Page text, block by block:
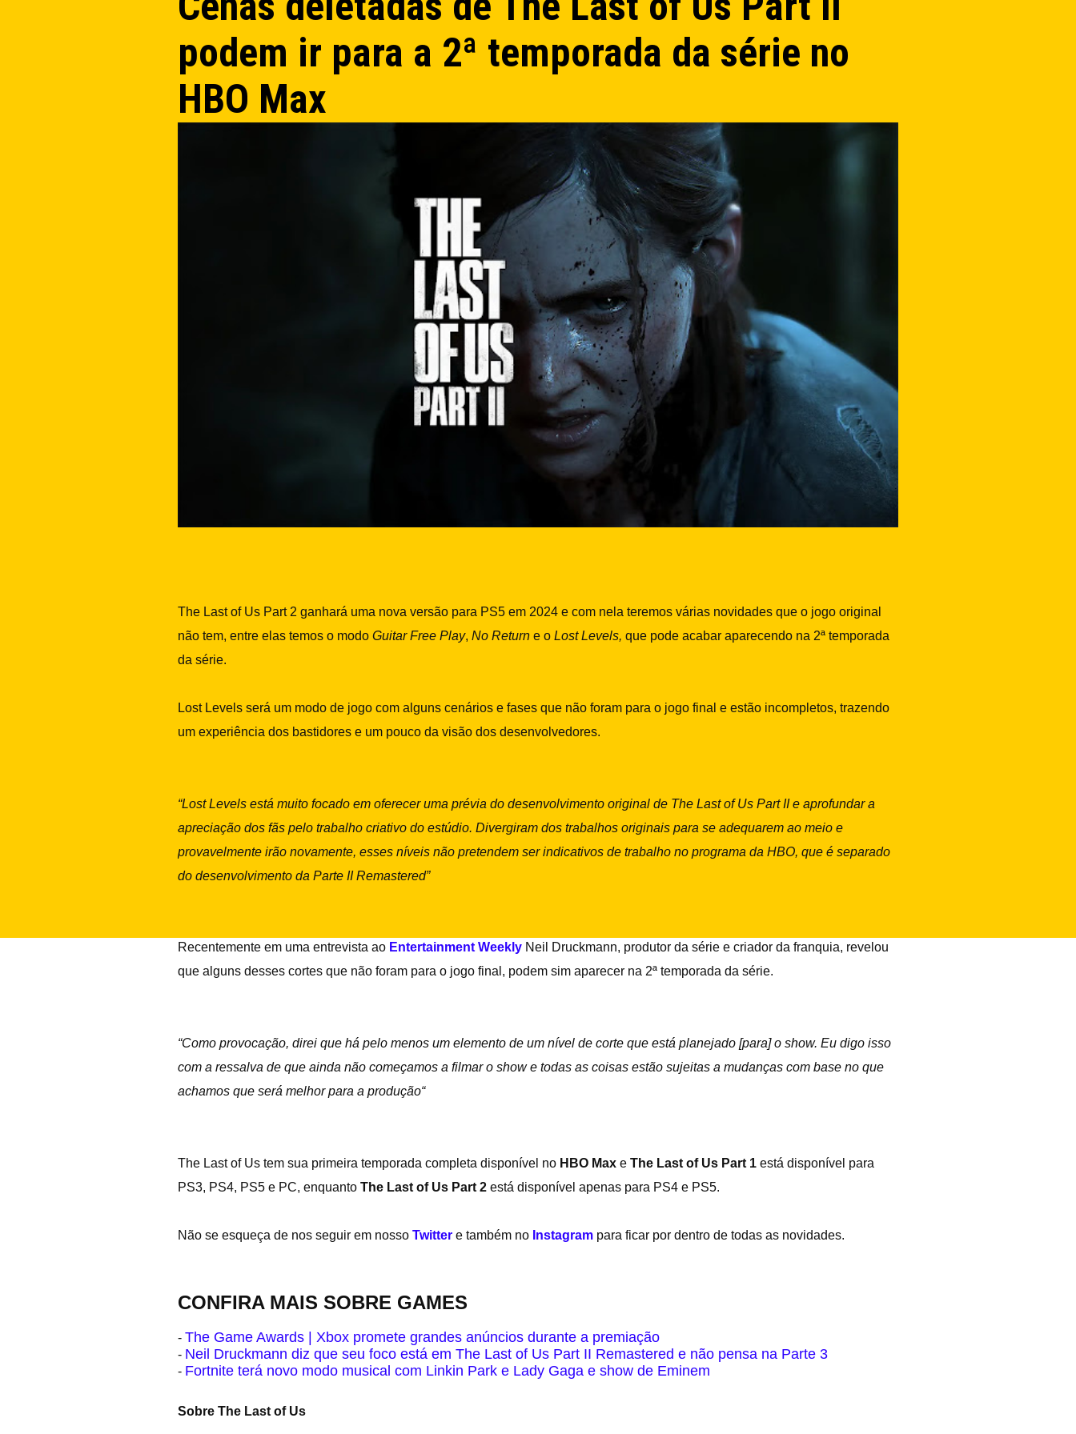
podem ir para a 2ª temporada da série no
HBO Max
The Last of Us Part 2 ganhará uma nova versão para PS5 em 2024 e com nela teremos várias novidades que o jogo original
não tem, entre elas temos o modo Guitar Free Play, No Return e o Lost Levels, que pode acabar aparecendo na 2ª temporada
da série.
Lost Levels será um modo de jogo com alguns cenários e fases que não foram para o jogo final e estão incompletos, trazendo
um experiência dos bastidores e um pouco da visão dos desenvolvedores.
“Lost Levels está muito focado em oferecer uma prévia do desenvolvimento original de The Last of Us Part II e aprofundar a
apreciação dos fãs pelo trabalho criativo do estúdio. Divergiram dos trabalhos originais para se adequarem ao meio e
provavelmente irão novamente, esses níveis não pretendem ser indicativos de trabalho no programa da HBO, que é separado
do desenvolvimento da Parte II Remastered”
Recentemente em uma entrevista ao Entertainment Weekly Neil Druckmann, produtor da série e criador da franquia, revelou
que alguns desses cortes que não foram para o jogo final, podem sim aparecer na 2ª temporada da série.
“Como provocação, direi que há pelo menos um elemento de um nível de corte que está planejado [para] o show. Eu digo isso
com a ressalva de que ainda não começamos a filmar o show e todas as coisas estão sujeitas a mudanças com base no que
achamos que será melhor para a produção“
The Last of Us tem sua primeira temporada completa disponível no HBO Max e The Last of Us Part 1 está disponível para
PS3, PS4, PS5 e PC, enquanto The Last of Us Part 2 está disponível apenas para PS4 e PS5.
Não se esqueça de nos seguir em nosso Twitter e também no Instagram para ficar por dentro de todas as novidades.
CONFIRA MAIS SOBRE GAMES
- The Game Awards | Xbox promete grandes anúncios durante a premiação
- Neil Druckmann diz que seu foco está em The Last of Us Part II Remastered e não pensa na Parte 3
- Fortnite terá novo modo musical com Linkin Park e Lady Gaga e show de Eminem
Sobre The Last of Us